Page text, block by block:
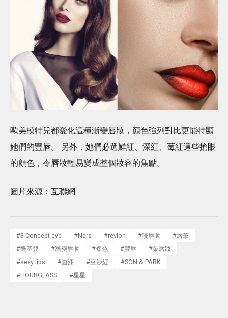
歐美模特兒都愛化這種漸變唇妝，顏色強列對比更能特顯
她們的豐唇。 另外，她們必選鮮紅、深紅、莓紅這些搶眼
的顏色，令唇妝輕易變成整個妝容的焦點。
圖片來源：互聯網
#3 Concept eye #Nars #revlon #咬唇妝 #唇筆
#樂基兒 #漸變唇妝 #裸色 #豐唇 #染唇妝
#sexy lips #唇漆 #豆沙紅 #SON & PARK
#HOURGLASS #星星